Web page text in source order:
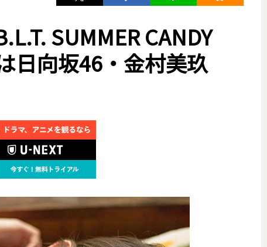
SUMMER CANDY
日向坂46・金村美玖